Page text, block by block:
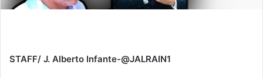
STAFF/ J. Alberto Infante-@JALRAIN1